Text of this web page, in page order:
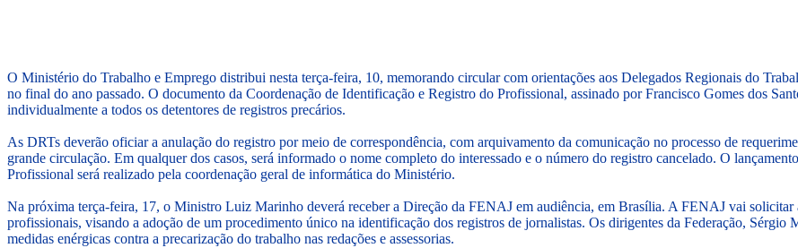
O Ministério do Trabalho e Emprego distribui nesta terça-feira, 10, memorando circular com orientações aos Delegados Regionais do
no final do ano passado. O documento da Coordenação de Identificação e Registro do Profissional, assinado por Francisco Gomes dos
individualmente a todos os detentores de registros precários.
As DRTs deverão oficiar a anulação do registro por meio de correspondência, com arquivamento da comunicação no processo de
grande circulação. Em qualquer dos casos, será informado o nome completo do interessado e o número do registro cancelado. O
Profissional será realizado pela coordenação geral de informática do Ministério.
Na próxima terça-feira, 17, o Ministro Luiz Marinho deverá receber a Direção da FENAJ em audiência, em Brasília. A FENAJ vai solicitar
profissionais, visando a adoção de um procedimento único na identificação dos registros de jornalistas. Os dirigentes da Federação,
medidas enérgicas contra a precarização do trabalho nas redações e assessorias.